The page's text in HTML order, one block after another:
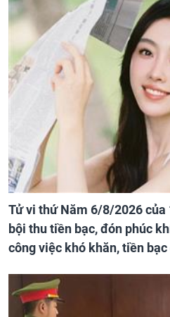
Tử vi thứ Năm 6/8/2026 của
bội thu tiền bạc, đón phúc
công việc khó khăn, tiền